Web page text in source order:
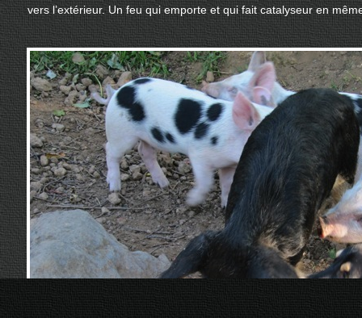
vers l’extérieur. Un feu qui emporte et qui fait catalyseur en